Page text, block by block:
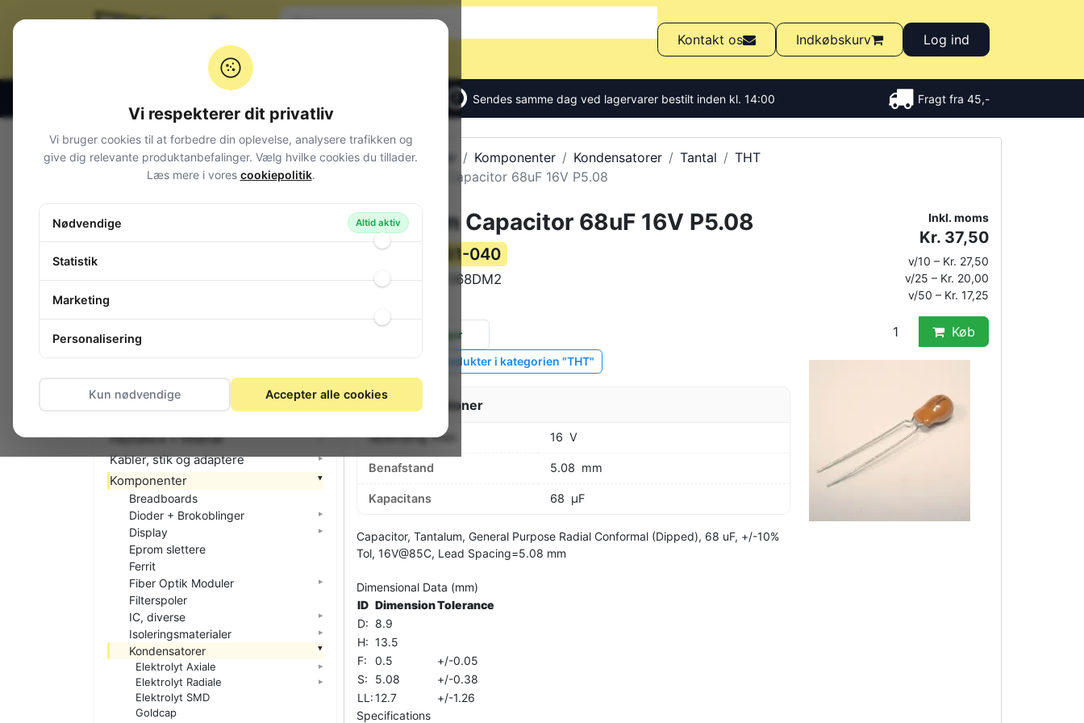
Kontakt os Indkøbskurv Log ind
Sendes samme dag ved lagervarer bestilt inden kl. 14:00 Fragt fra 45,-
Alle produkter Komponenter Kondensatorer Tantal
THT
Tantalum Capacitor 68uF 16V P5.08
Tantalum Capacitor 68uF 16V P5.08
131-040
Varekode: CTUF068DM2
på lager
Vis lignende produkter i kategorien "THT"
Specifikationer
Spænding, max. 16 V
Benafstand 5.08 mm
Kapacitans 68 µF
Capacitor, Tantalum, General Purpose Radial Conformal (Dipped), 68 uF, +/-10%
Tol, 16V@85C, Lead Spacing=5.08 mm
Dimensional Data (mm)
ID DimensionTolerance
D: 8.9
H: 13.5
F:
0.5
+/-0.05
S:
5.08
+/-0.38
LL:12.7
+/-1.26
Specifications
Inkl. moms
Kr. 37,50
v/10 – Kr. 27,50
v/25 – Kr. 20,00
v/50 – Kr. 17,25
Køb
Varegrupper
Audio
Computerudstyr
El-materiel (installation)
Foto
Højttalere + tilbehør
Kabler, stik og adaptere
Komponenter
Breadboards
Dioder + Brokoblinger
Display
Eprom slettere
Ferrit
Fiber Optik Moduler
Filterspoler
IC, diverse
Isoleringsmaterialer
Kondensatorer
Elektrolyt Axiale
Elektrolyt Radiale
Elektrolyt SMD
Goldcap
Vi respekterer dit privatliv
Vi bruger cookies til at forbedre din oplevelse, analysere trafikken og
give dig relevante produktanbefalinger. Vælg hvilke cookies du tillader.
Læs mere i vores cookiepolitik.
Nødvendige Altid aktiv
Statistik
Marketing
Personalisering
Kun nødvendige Accepter alle cookies